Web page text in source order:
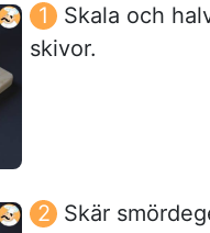
Skala och
skivor.
Skär